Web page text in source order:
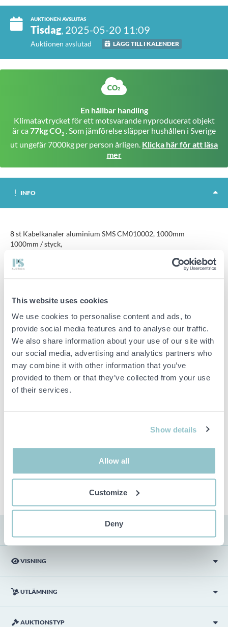
This website uses cookies
We use cookies to personalise content and ads, to
provide social media features and to analyse our traffic.
We also share information about your use of our site with
our social media, advertising and analytics partners who
may combine it with other information that you’ve
provided to them or that they’ve collected from your use
of their services.
Show details
Allow all
Customize
Deny
AUKTIONEN AVSLUTAS
Tisdag, 2025-05-20 11:09
Auktionen avslutad LÄGG TILL I KALENDER
En hållbar handling
Klimatavtrycket för ett motsvarande nyproducerat objekt
är ca 77kg CO2 . Som jämförelse släpper hushållen i Sverige
ut ungefär 7000kg per person årligen. Klicka här för att läsa
mer
INFO
VISNING
UTLÄMNING
AUKTIONSTYP
8 st Kabelkanaler aluminium SMS CM010002, 1000mm
1000mm / styck,
Döljer elegant alla kablar från din skärm. Kapas enkelt till lämplig
Färg: Aluminium/Grå
Rymmer antal kablar: tex 3 st scart & 1 nätkabel.
Bredd: 61mm
Total längd: 1050mm.
Djup: 18mm.
Viktig info
objektet och därmed ansvarar inte PS för avvikelsen.
i objektsbeskrivningen. Objektsbeskrivningen är framtagen
efter bästa möjliga förmåga men är ej bindande i detalj.
ingår ej i objektet om detta inte är angett i beskrivningen.